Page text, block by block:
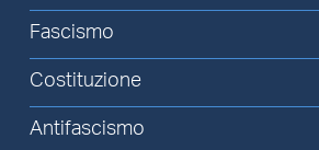
Fascismo
Costituzione
Antifascismo